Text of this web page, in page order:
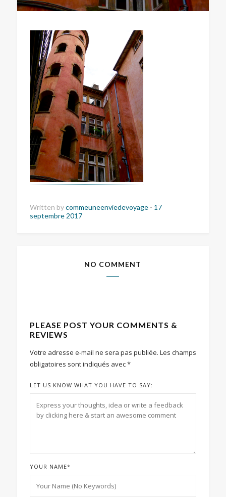
Written bycommeuneenviedevoyage - 17
septembre 2017
NO COMMENT
PLEASE POST YOUR COMMENTS &
REVIEWS
Votre adresse e-mail ne sera pas publiée. Les champs
obligatoires sont indiqués avec*
LET US KNOW WHAT YOU HAVE TO SAY:
YOUR NAME*